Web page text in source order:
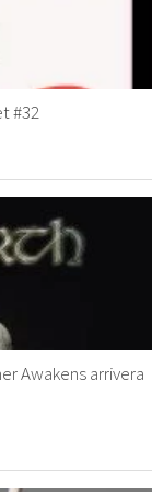
#32
Awakens arrivera